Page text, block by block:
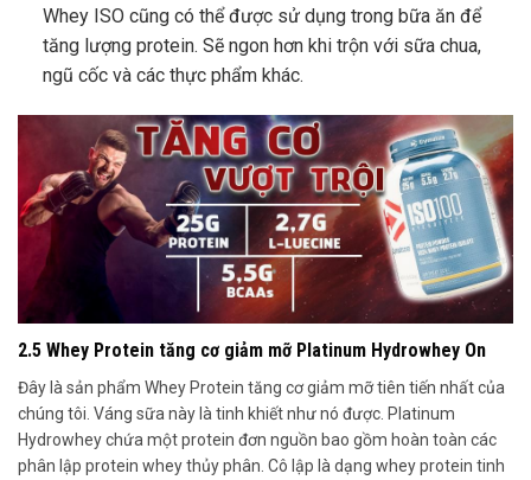
Whey ISO cũng có thể được sử dụng trong bữa ăn để
tăng lượng protein. Sẽ ngon hơn khi trộn với sữa chua,
ngũ cốc và các thực phẩm khác.
2.5 Whey Protein tăng cơ giảm mỡ Platinum Hydrowhey On
Đây là sản phẩm Whey Protein tăng cơ giảm mỡ tiên tiến nhất của
chúng tôi. Váng sữa này là tinh khiết như nó được. Platinum
Hydrowhey chứa một protein đơn nguồn bao gồm hoàn toàn các
phân lập protein whey thủy phân. Cô lập là dạng whey protein tinh